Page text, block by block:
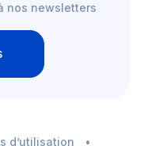
nos newsletters
d’utilisation •